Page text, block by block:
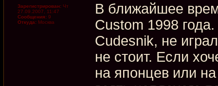
Зарегистрирован: Чт
27.09.2007, 11:47
Сообщения: 9
Откуда: Москва
В ближайшее
Custom 1998
Cudesnik, не
не стоит. Если
на японцев или